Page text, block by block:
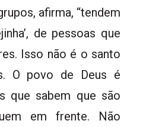
afirma, “tendem
de pessoas que
Isso não é o santo
O povo de Deus é
que sabem que são
em frente. Não